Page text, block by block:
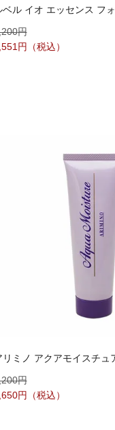
ベル イオ エッセンス フ
リミノ アクアモイスチュ